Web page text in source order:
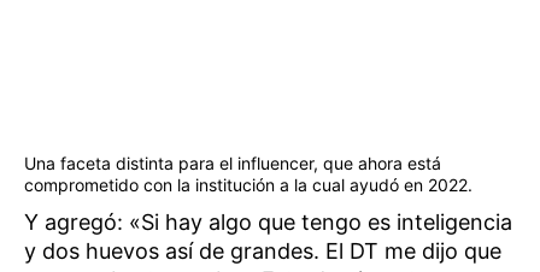
Una faceta distinta para el influencer, que ahora está
comprometido con la institución a la cual ayudó en 2022.
Y agregó: «Si hay algo que tengo es inteligencia
y dos huevos así de grandes. El DT me dijo que